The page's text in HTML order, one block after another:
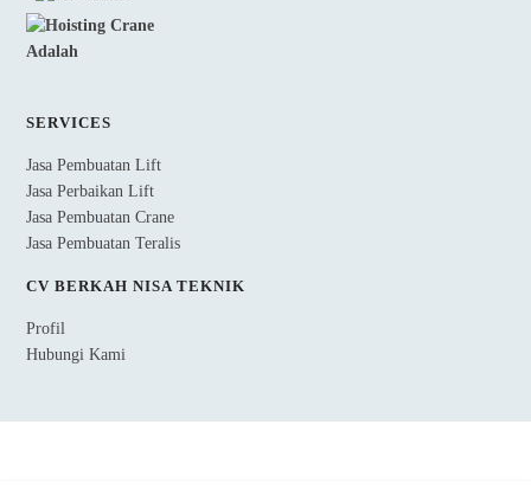
SERVICES
Jasa Pembuatan Lift
Jasa Perbaikan Lift
Jasa Pembuatan Crane
Jasa Pembuatan Teralis
CV BERKAH NISA TEKNIK
Profil
Hubungi Kami